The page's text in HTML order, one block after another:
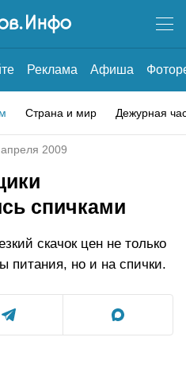
Реклама Афиша
Страна и мир Дежурная
2009
спичками
скачок цен не только
питания, но и на спички.